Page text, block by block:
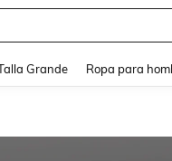
Grande Ropa para